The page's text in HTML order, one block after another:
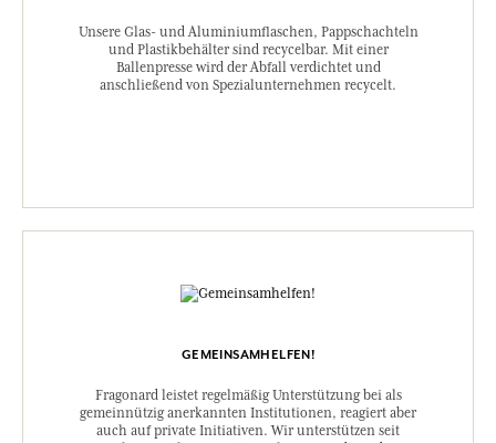
Unsere Glas- und Aluminiumflaschen, Pappschachteln
und Plastikbehälter sind recycelbar. Mit einer
Ballenpresse wird der Abfall verdichtet und
anschließend von Spezialunternehmen recycelt.
GEMEINSAMHELFEN!
Fragonard leistet regelmäßig Unterstützung bei als
gemeinnützig anerkannten Institutionen, reagiert aber
auch auf private Initiativen. Wir unterstützen seit